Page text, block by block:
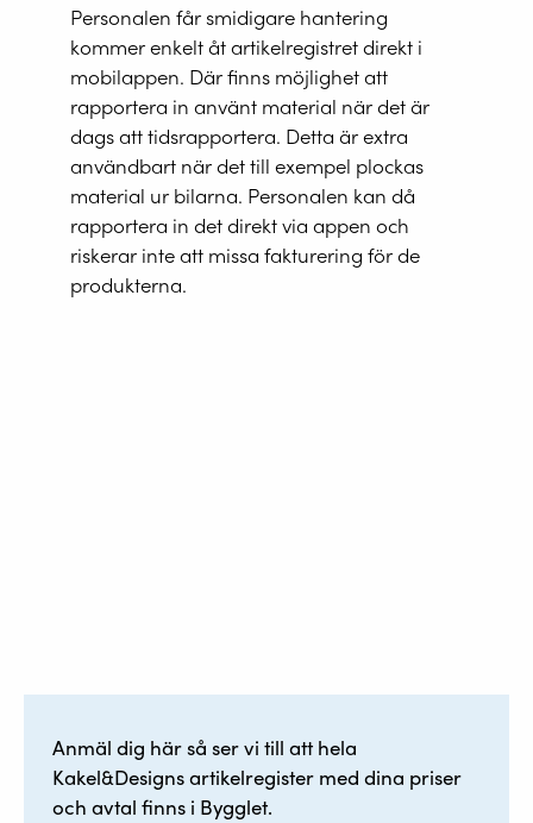
Personalen får smidigare hantering
kommer enkelt åt artikelregistret direkt i
mobilappen. Där finns möjlighet att
rapportera in använt material när det är
dags att tidsrapportera. Detta är extra
användbart när det till exempel plockas
material ur bilarna. Personalen kan då
rapportera in det direkt via appen och
riskerar inte att missa fakturering för de
produkterna.
Anmäl dig här så ser vi till att hela
Kakel&Designs artikelregister med dina priser
och avtal finns i Bygglet.